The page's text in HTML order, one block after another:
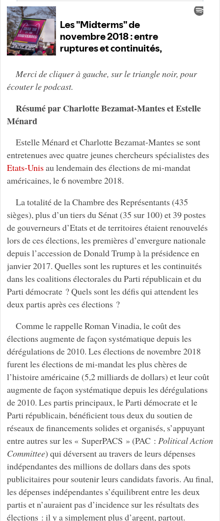
Merci de cliquer à gauche, sur le triangle noir, pour
écouter le podcast.
Résumé par Charlotte Bezamat-Mantes et Estelle
Ménard
Estelle Ménard et Charlotte Bezamat-Mantes se sont
entretenues avec quatre jeunes chercheurs spécialistes des
Etats-Unisau lendemain des élections de mi-mandat
américaines, le 6 novembre 2018.
La totalité de la Chambre des Représentants (435
sièges), plus d’un tiers du Sénat (35 sur 100) et 39 postes
de gouverneurs d’Etats et de territoires étaient renouvelés
lors de ces élections, les premières d’envergure nationale
depuis l’accession de Donald Trump à la présidence en
janvier 2017. Quelles sont les ruptures et les continuités
dans les coalitions électorales du Parti républicain et du
Parti démocrate ? Quels sont les défis qui attendent les
deux partis après ces élections ?
Comme le rappelle Roman Vinadia, le coût des
élections augmente de façon systématique depuis les
dérégulations de 2010. Les élections de novembre 2018
furent les élections de mi-mandat les plus chères de
l’histoire américaine (5,2 milliards de dollars) et leur coût
augmente de façon systématique depuis les dérégulations
de 2010. Les partis principaux, le Parti démocrate et le
Parti républicain, bénéficient tous deux du soutien de
réseaux de financements solides et organisés, s’appuyant
entre autres sur les « SuperPACS » (PAC : Political Action
Committee) qui déversent au travers de leurs dépenses
indépendantes des millions de dollars dans des spots
publicitaires pour soutenir leurs candidats favoris. Au final,
les dépenses indépendantes s’équilibrent entre les deux
partis et n’auraient pas d’incidence sur les résultats des
élections : il y a simplement plus d’argent, partout.